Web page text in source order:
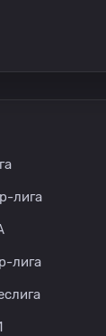
лига
лига